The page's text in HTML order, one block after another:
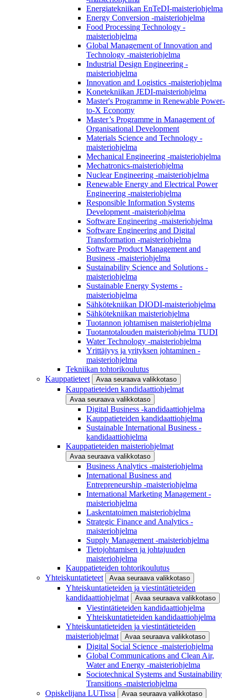
Energiatekniikan EnTeDI-maisteriohjelma
Energy Conversion -maisteriohjelma
Food Processing Technology -
maisteriohjelma
Global Management of Innovation and
Technology -maisteriohjelma
Industrial Design Engineering -
maisteriohjelma
Innovation and Logistics -maisteriohjelma
Konetekniikan JEDI-maisteriohjelma
Master's Programme in Renewable Power-
to-X Economy
Master’s Programme in Management of
Organisational Development
Materials Science and Technology -
maisteriohjelma
Mechanical Engineering -maisteriohjelma
Mechatronics-maisteriohjelma
Nuclear Engineering -maisteriohjelma
Renewable Energy and Electrical Power
Engineering -maisteriohjelma
Responsible Information Systems
Development -maisteriohjelma
Software Engineering -maisteriohjelma
Software Engineering and Digital
Transformation -maisteriohjelma
Software Product Management and
Business -maisteriohjelma
Sustainability Science and Solutions -
maisteriohjelma
Sustainable Energy Systems -
maisteriohjelma
Sähkötekniikan DIODI-maisteriohjelma
Sähkötekniikan maisteriohjelma
Tuotannon johtamisen maisteriohjelma
Tuotantotalouden maisteriohjelma TUDI
Water Technology -maisteriohjelma
Yrittäjyys ja yrityksen johtaminen -
maisteriohjelma
Tekniikan tohtorikoulutus
Kauppatieteet
Avaa seuraava valikkotaso
Kauppatieteiden kandidaattiohjelmat
Avaa seuraava valikkotaso
Digital Business -kandidaattiohjelma
Kauppatieteiden kandidaattiohjelma
Sustainable International Business -
kandidaattiohjelma
Kauppatieteiden maisteriohjelmat
Avaa seuraava valikkotaso
Business Analytics -maisteriohjelma
International Business and
Entrepreneurship -maisteriohjelma
International Marketing Management -
maisteriohjelma
Laskentatoimen maisteriohjelma
Strategic Finance and Analytics -
maisteriohjelma
Supply Management -maisteriohjelma
Tietojohtamisen ja johtajuuden
maisteriohjelma
Kauppatieteiden tohtorikoulutus
Yhteiskuntatieteet
Avaa seuraava valikkotaso
Yhteiskuntatieteiden ja viestintätieteiden
kandidaattiohjelmat
Avaa seuraava valikkotaso
Viestintätieteiden kandidaattiohjelma
Yhteiskuntatieteiden kandidaattiohjelma
Yhteiskuntatieteiden ja viestintätieteiden
maisteriohjelmat
Avaa seuraava valikkotaso
Digital Social Science -maisteriohjelma
Global Communications and Clean Air,
Water and Energy -maisteriohjelma
Sociotechnical Systems and Sustainability
Transitions -maisteriohjelma
Opiskelijana LUTissa
Avaa seuraava valikkotaso